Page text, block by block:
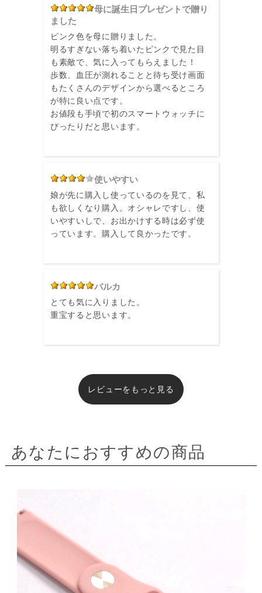
母に誕生日プレゼントで贈り
ました
ピンク色を母に贈りました。
明るすぎない落ち着いたピンクで見た目
も素敵で、気に入ってもらえました！
歩数、血圧が測れることと待ち受け画面
もたくさんのデザインから選べるところ
が特に良い点です。
お値段も手頃で初のスマートウォッチに
ぴったりだと思います。
使いやすい
娘が先に購入し使っているのを見て、私
も欲しくなり購入。オシャレですし、使
いやすいしで、お出かけする時は必ず使
っています。購入して良かったです。
バルカ
とても気に入りました。
重宝すると思います。
レビューをもっと見る
あなたにおすすめの商品